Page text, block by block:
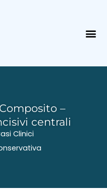
–
centrali
Clinici